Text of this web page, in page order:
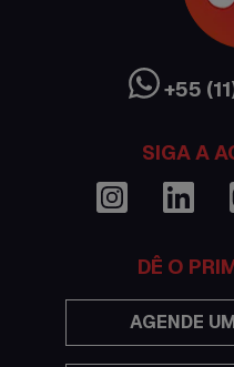
Ciência sem
Cultura Austrália
Curso de inglês
Dicas
Economia
Estudar no
+55
SIGA A
DÊ O
AGENDE